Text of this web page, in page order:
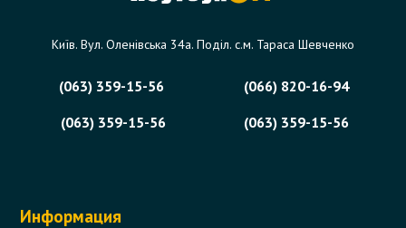
Київ. Вул. Оленівська 34а. Поділ. с.м. Тараса Шевченко
(063) 359-15-56
(066) 820-16-94
(063) 359-15-56
(063) 359-15-56
Информация